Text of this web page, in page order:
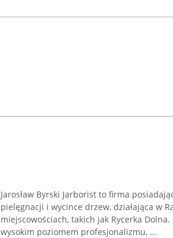
Jarosław Byrski Jarborist to firma
pielęgnacji i wycince drzew, działająca w
miejscowościach, takich jak Rycerka
wysokim poziomem profesjonalizmu, ...